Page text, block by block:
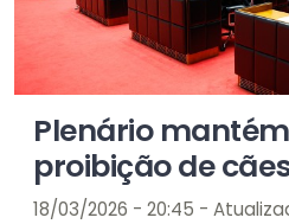
Plenário
proibição de
18/03/2026 - 20:45 -